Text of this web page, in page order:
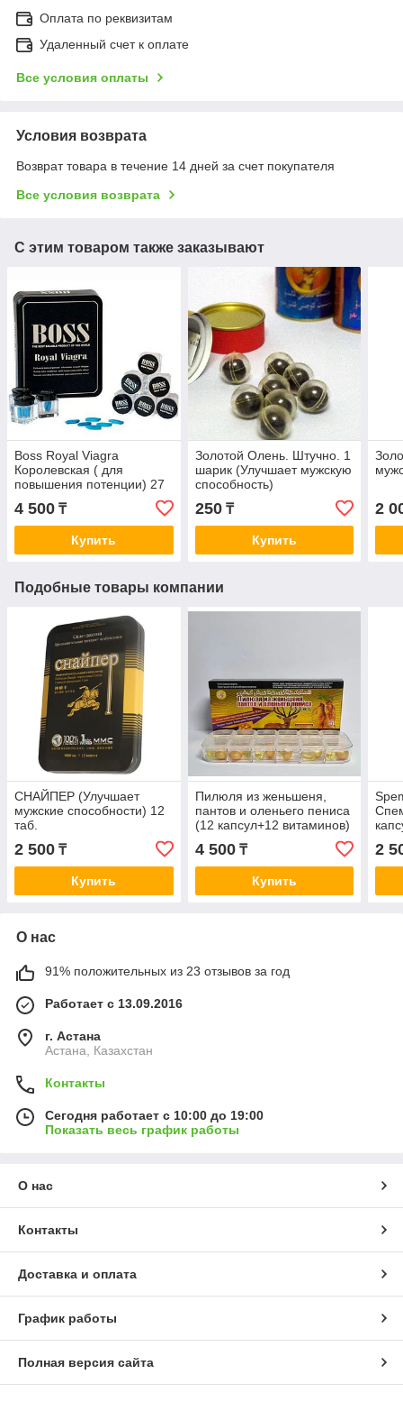
Оплата по реквизитам
Удаленный счет к оплате
Все условия оплаты
Условия возврата
Возврат товара в течение 14 дней за счет покупателя
Все условия возврата
С этим товаром также заказывают
Boss Royal Viagra
Королевская ( для
повышения потенции) 27
таблеток Босс роял виагра
4 500 ₸
Купить
Золотой Олень. Штучно. 1
шарик (Улучшает мужскую
способность)
250₸
Купить
2
Подобные товары компании
СНАЙПЕР (Улучшает
мужские способности) 12
таб.
2 500 ₸
Купить
Пилюля из женьшеня,
пантов и оленьего пениса
(12 капсул+12 витаминов)
4 500₸
Купить
2
О нас
91% положительных из 23 отзывов за год
Работает с 13.09.2016
г. Астана
Астана, Казахстан
Контакты
Сегодня работает с 10:00 до 19:00
Показать весь график работы
О нас
Контакты
Доставка и оплата
График работы
Полная версия сайта